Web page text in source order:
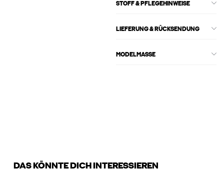
STOFF & PFLEGEHINWEISE
LIEFERUNG & RÜCKSENDUNG
MODELMASSE
DAS KÖNNTE DICH INTERESSIEREN